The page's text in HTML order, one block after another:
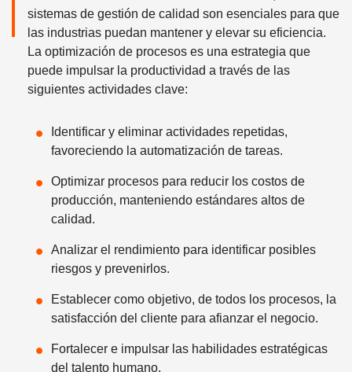
sistemas de gestión de calidad son esenciales para que
las industrias puedan mantener y elevar su eficiencia.
La optimización de procesos es una estrategia que
puede impulsar la productividad a través de las
siguientes actividades clave:
Identificar y eliminar actividades repetidas,
favoreciendo la automatización de tareas.
Optimizar procesos para reducir los costos de
producción, manteniendo estándares altos de
calidad.
Analizar el rendimiento para identificar posibles
riesgos y prevenirlos.
Establecer como objetivo, de todos los procesos, la
satisfacción del cliente para afianzar el negocio.
Fortalecer e impulsar las habilidades estratégicas
del talento humano.